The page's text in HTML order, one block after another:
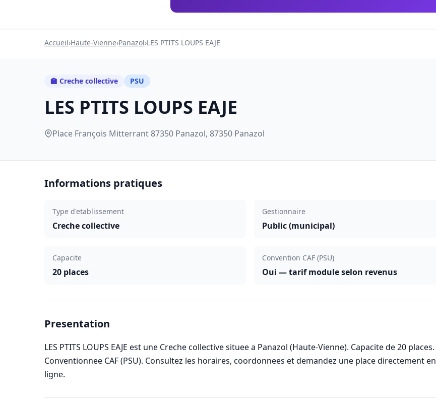
Accueil›Haute-Vienne›Panazol›LES PTITS LOUPS EAJE
🏫 Creche collective PSU
LES PTITS LOUPS EAJE
Place François Mitterrant 87350 Panazol, 87350 Panazol
Informations pratiques
Type d'etablissement
Creche collective
Gestionnaire
Public (municipal)
Capacite
20 places
Convention CAF (PSU)
Oui — tarif module selon revenus
Presentation
LES PTITS LOUPS EAJE est une Creche collective situee a Panazol (Haute-Vienne). Capacite de 20 places.
Conventionnee CAF (PSU). Consultez les horaires, coordonnees et demandez une place directement en
ligne.